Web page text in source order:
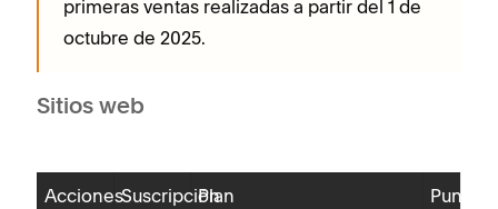
primeras ventas realizadas a partir del 1 de
octubre de 2025.
Sitios web
AccionesSuscripción
Plan Puntos